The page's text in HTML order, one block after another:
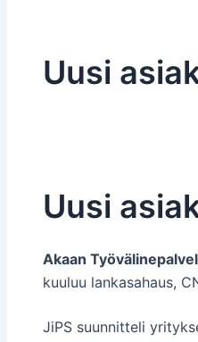
Uusi
Uusi
Akaan
kuuluu lankasahaus,
JiPS suunnitteli